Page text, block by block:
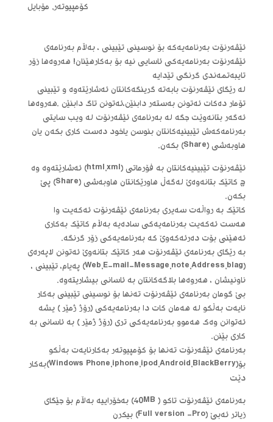
کۆمپیوتەر, مۆبایل
ئێڤه‌رنۆت به‌رنامه‌یه‌که‌ بۆ نوسینی تێبینی ، به‌ڵام به‌رنامه‌ی
ئێڤه‌رنۆت به‌رنامه‌یه‌کی ئاسایی نیه‌ بۆ به‌کارهێنان! هه‌روه‌ها زۆر
تایبه‌تمه‌ندی گرنگی تێدایه‌
له‌ رێگای ئێڤه‌رنۆت بابه‌ته‌ گرینگه‌کانتان ئه‌شارێته‌وه‌ و تێبینی
تۆمار ده‌کات ئه‌تونن به‌سته‌ر دابنێن،ئه‌تونن تاگ دابنێن .هه‌روه‌ها
ئه‌گه‌ر بتانه‌وێت جگه‌ له‌ به‌رنامه‌ی ئێڤه‌رنۆت له‌ ویب سایتی
به‌رنامه‌که‌ش تێبینیه‌کانتان بنوسن یاخود ده‌ست کاری بکه‌ن یان
هاوبه‌شی (Share) بکه‌ن.
ئێڤه‌رنۆت تێبینیه‌کانتان به‌ فۆرماتی (html,xml) ئه‌شارێته‌وه‌ وه‌
چ کاتێک بتانه‌وه‌ێ له‌گه‌ڵ هاورێکانتان هاوبه‌شی (Share) پێ
بکه‌ن.
کاتێک به‌ رواڵه‌ت سه‌یری به‌رنامه‌ی ئێڤه‌رنۆت ئه‌که‌یت وا
هه‌ست ئه‌که‌یت به‌رنامه‌یه‌کی ساده‌یه‌ به‌ڵام کاتێک به‌کاری
ئه‌هێنی بۆت ده‌رئه‌که‌وێ که‌ به‌رنامه‌یه‌کی زۆر گرنگه‌.
به‌ رێگای به‌رنامه‌ی ئێڤه‌رنۆت هه‌ر کاتێک بتانه‌وێ ئه‌تونن لاپه‌ره‌ی
(Web,E-mail-Message,note,Address,blag) په‌یام، تێبینی ،
ناونیشان ، هه‌روه‌ها بلاگه‌کانتان به‌ ئاسانی بیشاریته‌وه‌.
بێ گومان به‌رنامه‌ی ئێڤه‌رنۆت ته‌نها بۆ نوسینی تێبینی به‌کار
نایه‌ت به‌ڵکو له‌ هه‌مان کات دا به‌رنامه‌یه‌کی (رۆژ ژمێر ) یشه‌
ئه‌توانن وه‌ک هه‌موو به‌رنامه‌یه‌کی تری (رۆژ ژمێر ) به‌ ئاسانی به‌
کاری بێنن.
به‌رنامه‌ی ئێڤه‌رنۆت ته‌نها بۆ کۆمپیوته‌ر به‌کارنایه‌ت به‌ڵکو
بۆ(Windows Phone,iphone,ipod,Android,BlackBerry)به‌کار
دێت
به‌رنامه‌ی ئێڤه‌رنۆت تاکو ( 40MB) به‌خۆراییه‌ به‌ڵام بۆ جێگای
زیاتر ئه‌بێ (Full version -Pro) بیکرن